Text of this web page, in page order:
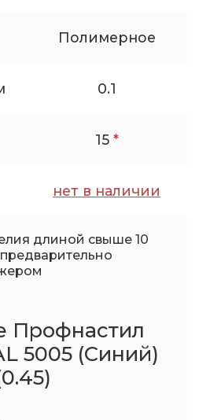
Полимерное
0.1
15 *
нет в наличии
длиной свыше 10
Профнастил
5005 (Синий)